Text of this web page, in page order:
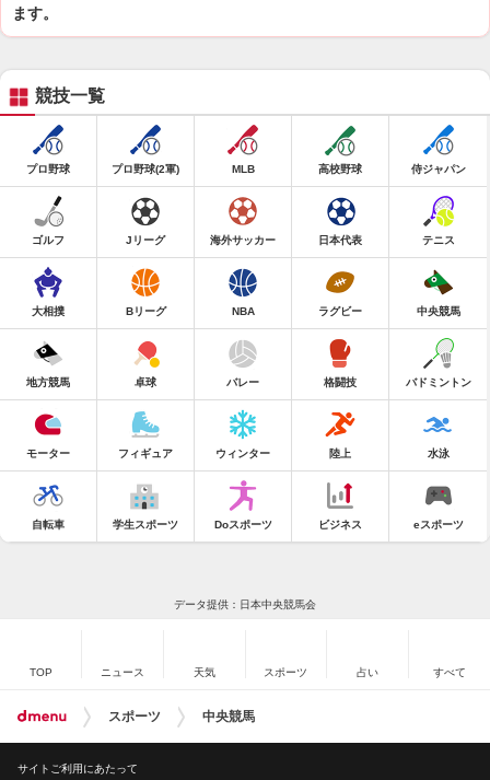
ます。
競技一覧
プロ野球 プロ野球(2軍) MLB 高校野球 侍ジャパン
ゴルフ Jリーグ 海外サッカー 日本代表 テニス
大相撲 Bリーグ NBA ラグビー 中央競馬
地方競馬 卓球 バレー 格闘技 バドミントン
モーター フィギュア ウィンター 陸上 水泳
自転車 学生スポーツ Doスポーツ ビジネス eスポーツ
データ提供：日本中央競馬会
TOP ニュース 天気 スポーツ 占い すべて
スポーツ 中央競馬
サイトご利用にあたって